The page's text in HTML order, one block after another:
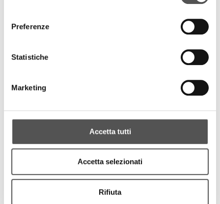
Preferenze
Statistiche
Marketing
Accetta tutti
Accetta selezionati
Rifiuta